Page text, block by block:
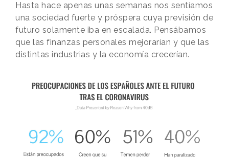
Hasta hace apenas unas semanas nos sentíamos
una sociedad fuerte y próspera cuya previsión de
futuro solamente iba en escalada. Pensábamos
que las finanzas personales mejorarían y que las
distintas industrias y la economía crecerían.